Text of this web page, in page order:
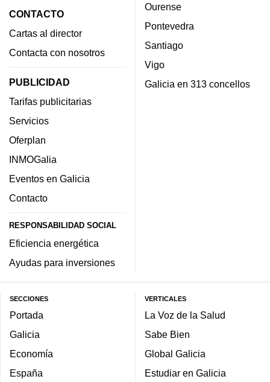
CONTACTO
Cartas al director
Contacta con nosotros
PUBLICIDAD
Tarifas publicitarias
Servicios
Oferplan
INMOGalia
Eventos en Galicia
Contacto
RESPONSABILIDAD SOCIAL
Eficiencia energética
Ayudas para inversiones
Ourense
Pontevedra
Santiago
Vigo
Galicia en 313 concellos
SECCIONES
Portada
Galicia
Economía
España
VERTICALES
La Voz de la Salud
Sabe Bien
Global Galicia
Estudiar en Galicia